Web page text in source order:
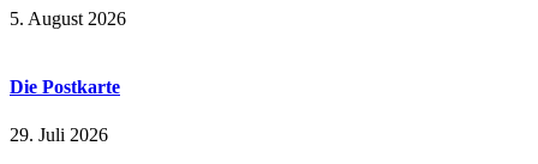
5. August 2026
Die Postkarte
29. Juli 2026